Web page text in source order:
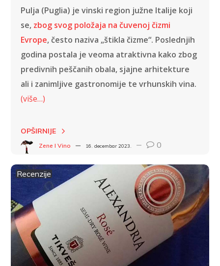
Pulja (Puglia) je vinski region južne Italije koji
se, zbog svog položaja na čuvenoj čizmi
Evrope, često naziva „štikla čizme“. Poslednjih
godina postala je veoma atraktivna kako zbog
predivnih peščanih obala, sjajne arhitekture
ali i zanimljive gastronomije te vrhunskih vina.
(više…)
OPŠIRNIJE
Zene I Vino 16. decembar 2023. 0
Recenzije